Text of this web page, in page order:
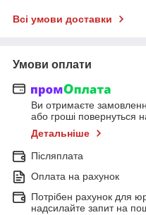
Всі умови доставки
Умови оплати
Ви отримаєте
або гроші повернуться
Детальніше
Післяплата
Оплата на рахунок
Потрібен рахунок для
надсилайте запит на